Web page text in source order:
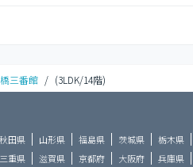
三番館 / (3LDK/14階)
秋田県 山形県 福島県 茨城県 栃木県
三重県 滋賀県 京都府 大阪府 兵庫県